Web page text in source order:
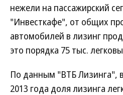
нежели на пассажирский
"Инвесткафе", от общих
автомобилей в лизинг
это порядка 75 тыс.
По данным "ВТБ Лизинга",
2013 года доля лизинга